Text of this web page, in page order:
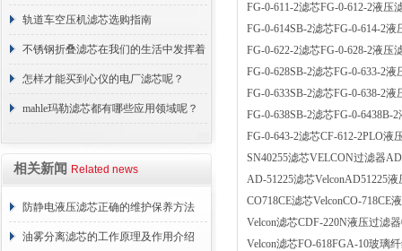
材料？
轨道车空压机滤芯选购指南
不锈钢折叠滤芯在我们的生活中发挥着
哪些作用呢？
怎样才能买到心仪的电厂滤芯呢？
mahle玛勒滤芯都有哪些应用领域呢？
相关新闻 Related news
防静电液压滤芯正确的维护保养方法
油雾分离滤芯的工作原理及作用介绍
FG-0-611-2滤芯FG-0-612-2液压
FG-0-614SB-2滤芯FG-0-614-2液
FG-0-622-2滤芯FG-0-628-2液压
FG-0-628SB-2滤芯FG-0-633-2液
FG-0-633SB-2滤芯FG-0-638-2液
FG-0-638SB-2滤芯FG-0-6438B-
FG-0-643-2滤芯CF-612-2PLO液
SN40255滤芯VELCON过滤器
AD-51225滤芯VelconAD51225液
CO718CE滤芯VelconCO-718CE
Velcon滤芯CDF-220N液压过滤器
Velcon滤芯FO-618FGA-10玻璃